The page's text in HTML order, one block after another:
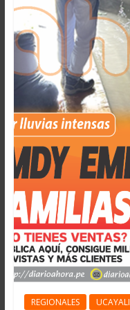
REGIONALES UCAYALI